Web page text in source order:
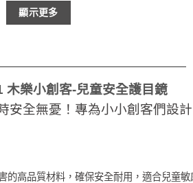
顯示更多
木樂小創客-兒童安全護目鏡
安全無憂！專為小小創客們設
的高品質材料，確保安全耐用，適合兒童敏